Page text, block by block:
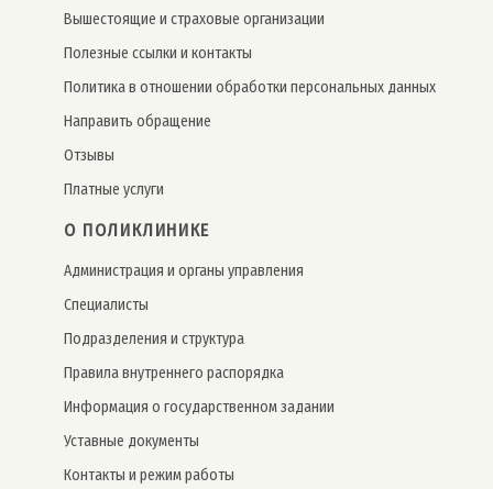
Вышестоящие и страховые организации
Полезные ссылки и контакты
Политика в отношении обработки персональных данных
Направить обращение
Отзывы
Платные услуги
О ПОЛИКЛИНИКЕ
Администрация и органы управления
Специалисты
Подразделения и структура
Правила внутреннего распорядка
Информация о государственном задании
Уставные документы
Контакты и режим работы